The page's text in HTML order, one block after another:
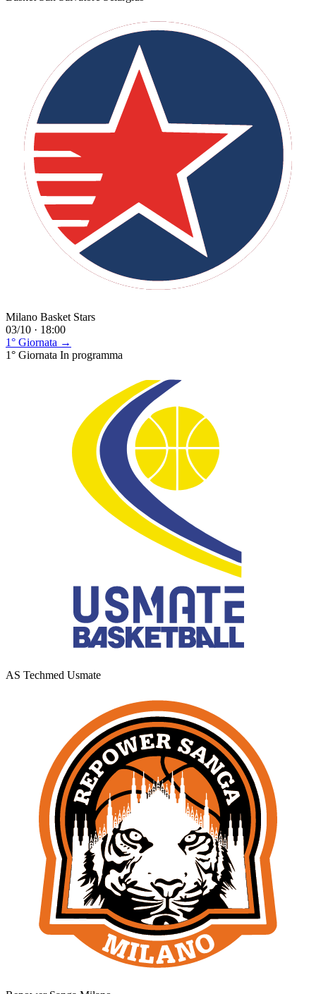
Milano Basket Stars
03/10 · 18:00
1° Giornata →
1° Giornata In programma
AS Techmed Usmate